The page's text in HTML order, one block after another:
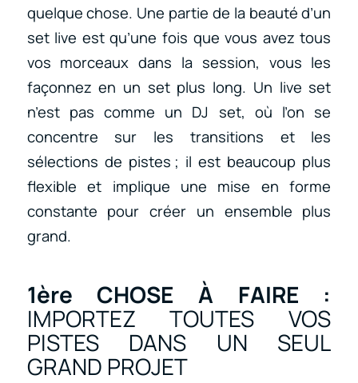
quelque chose. Une partie de la beauté d’un
set live est qu’une fois que vous avez tous
vos morceaux dans la session, vous les
façonnez en un set plus long. Un live set
n’est pas comme un DJ set, où l’on se
concentre sur les transitions et les
sélections de pistes ; il est beaucoup plus
flexible et implique une mise en forme
constante pour créer un ensemble plus
grand.
1ère CHOSE À FAIRE :
IMPORTEZ TOUTES VOS
PISTES DANS UN SEUL
GRAND PROJET